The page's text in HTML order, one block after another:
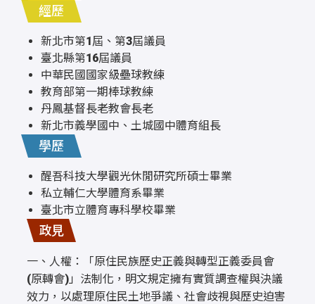
經歷
新北市第1屆、第3屆議員
臺北縣第16屆議員
中華民國國家級壘球教練
教育部第一期棒球教練
丹鳳基督長老教會長老
新北市義學國中、土城國中體育組長
學歷
醒吾科技大學觀光休閒研究所碩士畢業
私立輔仁大學體育系畢業
臺北市立體育專科學校畢業
政見
一、人權：「原住民族歷史正義與轉型正義委員會
(原轉會)」法制化，明文規定擁有實質調查權與決議
效力，以處理原住民土地爭議、社會歧視與歷史迫害